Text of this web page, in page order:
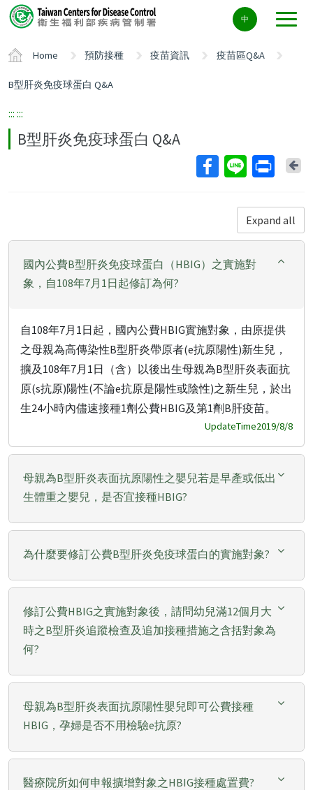
Center
block
中
Home 預防接種 疫苗資訊 疫苗區Q&A
B型肝炎免疫球蛋白 Q&A
::: :::
B型肝炎免疫球蛋白 Q&A
Expand all
國內公費B型肝炎免疫球蛋白（HBIG）之實施對
象，自108年7月1日起修訂為何?
自108年7月1日起，國內公費HBIG實施對象，由原提供
之母親為高傳染性B型肝炎帶原者(e抗原陽性)新生兒，
擴及108年7月1日（含）以後出生母親為B型肝炎表面抗
原(s抗原)陽性(不論e抗原是陽性或陰性)之新生兒，於出
生24小時內儘速接種1劑公費HBIG及第1劑B肝疫苗。
UpdateTime2019/8/8
母親為B型肝炎表面抗原陽性之嬰兒若是早產或低出
生體重之嬰兒，是否宜接種HBIG?
為什麼要修訂公費B型肝炎免疫球蛋白的實施對象?
修訂公費HBIG之實施對象後，請問幼兒滿12個月大
時之B型肝炎追蹤檢查及追加接種措施之含括對象為
何?
母親為B型肝炎表面抗原陽性嬰兒即可公費接種
HBIG，孕婦是否不用檢驗e抗原?
醫療院所如何申報擴增對象之HBIG接種處置費?